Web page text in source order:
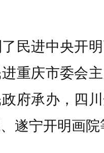
进中央开明
重庆市委会
府承办，四
遂宁开明画